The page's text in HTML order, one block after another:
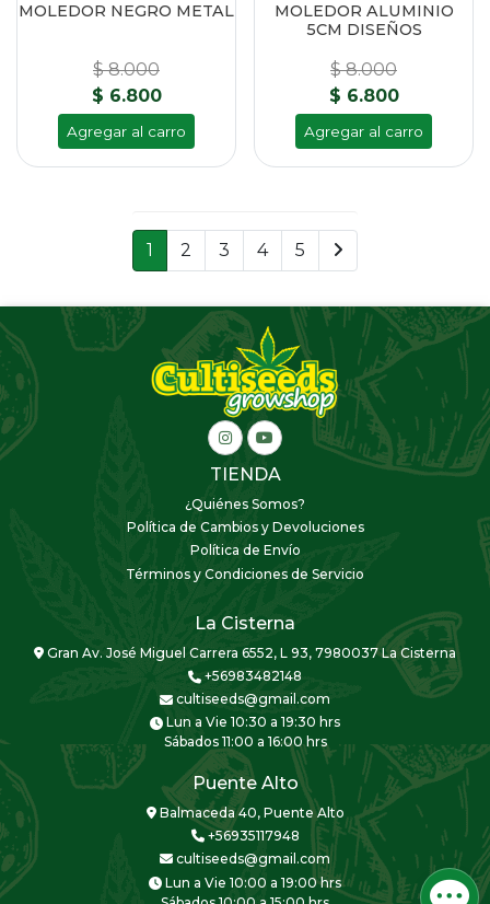
MOLEDOR NEGRO METAL
$ 8.000
$ 6.800
Agregar al carro
MOLEDOR ALUMINIO
5CM DISEÑOS
$ 8.000
$ 6.800
Agregar al carro
1 2 3 4 5
TIENDA
¿Quiénes Somos?
Política de Cambios y Devoluciones
Política de Envío
Términos y Condiciones de Servicio
La Cisterna
Gran Av. José Miguel Carrera 6552, L 93, 7980037 La Cisterna
+56983482148
cultiseeds@gmail.com
Lun a Vie 10:30 a 19:30 hrs
Sábados 11:00 a 16:00 hrs
Puente Alto
Balmaceda 40, Puente Alto
+56935117948
cultiseeds@gmail.com
Lun a Vie 10:00 a 19:00 hrs